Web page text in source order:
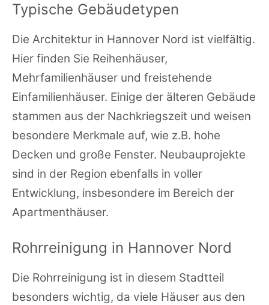
Typische Gebäudetypen
Die Architektur in Hannover Nord ist vielfältig.
Hier finden Sie Reihenhäuser,
Mehrfamilienhäuser und freistehende
Einfamilienhäuser. Einige der älteren Gebäude
stammen aus der Nachkriegszeit und weisen
besondere Merkmale auf, wie z.B. hohe
Decken und große Fenster. Neubauprojekte
sind in der Region ebenfalls in voller
Entwicklung, insbesondere im Bereich der
Apartmenthäuser.
Rohrreinigung in Hannover Nord
Die Rohrreinigung ist in diesem Stadtteil
besonders wichtig, da viele Häuser aus den